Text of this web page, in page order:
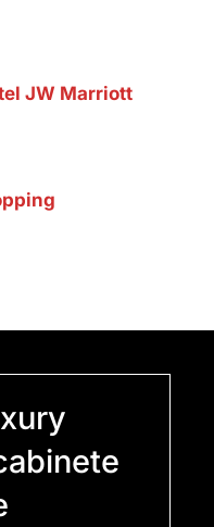
JW Marriott